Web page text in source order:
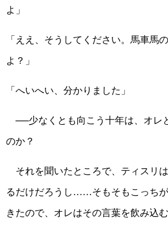
よ」
「ええ、そうしてください。馬車馬
よ？」
「へいへい、分かりました」
──少なくとも向こう十年は、オレ
のか？
それを聞いたところで、ティスリ
るだけだろうし……そもそもこっち
きたので、オレはその言葉を飲み込む